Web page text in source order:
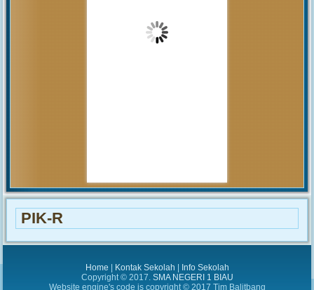
MUHAMMAD ARIF
(Alumni)
2018-12-05 10:42:02
PIK-R
Home Kontak Sekolah
Info Sekolah
Copyright © 2017. SMA NEGERI 1 BIAU
Website engine's code is copyright © 2017 Tim Balitbang